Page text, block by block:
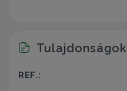
Tulajdonságok
REF.: